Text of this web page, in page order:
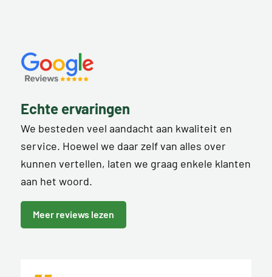
Echte ervaringen
We besteden veel aandacht aan kwaliteit en
service. Hoewel we daar zelf van alles over
kunnen vertellen, laten we graag enkele klanten
aan het woord.
Meer reviews lezen